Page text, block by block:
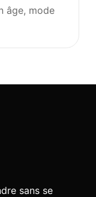
âge, mode
sans se